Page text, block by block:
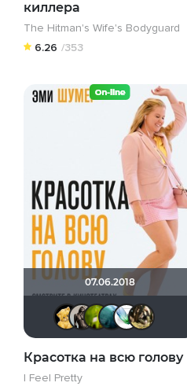
киллера
The Hitman's Wife's Bodyguard
6.26 /353
07.06.2018
Алина28
Magila
Красотка на всю голову
I Feel Pretty